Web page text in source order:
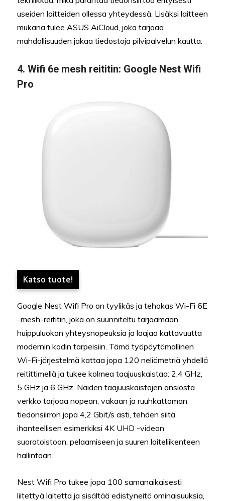
useiden laitteiden ollessa yhteydessä. Lisäksi laitteen
mukana tulee ASUS AiCloud, joka tarjoaa
mahdollisuuden jakaa tiedostoja pilvipalvelun kautta.
4. Wifi 6e mesh reititin: Google Nest Wifi
Pro
Katso tuote!
Google Nest Wifi Pro on tyylikäs ja tehokas Wi-Fi 6E
-mesh-reititin, joka on suunniteltu tarjoamaan
huippuluokan yhteysnopeuksia ja laajaa kattavuutta
modernin kodin tarpeisiin. Tämä työpöytämallinen
Wi-Fi-järjestelmä kattaa jopa 120 neliömetriä yhdellä
reitittimellä ja tukee kolmea taajuuskaistaa: 2,4 GHz,
5 GHz ja 6 GHz. Näiden taajuuskaistojen ansiosta
verkko tarjoaa nopean, vakaan ja ruuhkattoman
tiedonsiirron jopa 4,2 Gbit/s asti, tehden siitä
ihanteellisen esimerkiksi 4K UHD -videon
suoratoistoon, pelaamiseen ja suuren laiteliikenteen
hallintaan.
Nest Wifi Pro tukee jopa 100 samanaikaisesti
liitettyä laitetta ja sisältää edistyneitä ominaisuuksia,